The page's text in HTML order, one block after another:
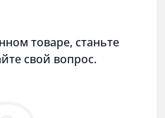
товаре, станьте
свой вопрос.